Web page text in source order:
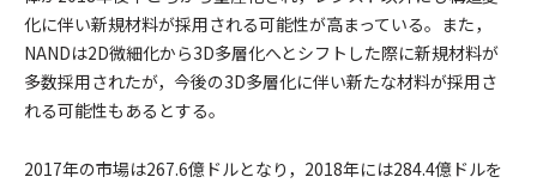
化に伴い新規材料が採用される可能性が高まっている。また，
NANDは2D微細化から3D多層化へとシフトした際に新規材料が
多数採用されたが，今後の3D多層化に伴い新たな材料が採用さ
れる可能性もあるとする。
2017年の市場は267.6億ドルとなり，2018年には284.4億ドルを